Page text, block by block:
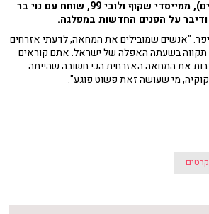
תומר אביטל (הדמוקרטים), ממייסדי שקוף ולובי 99, שוחח עם נוי בר
"אנשים שמובילים את המחאה, לדעתי אזרחים
תקווה בשעתה האפלה של ישראל. אתם קוראים
את המחאה האזרחית הכי חשובה שהייתה
מי שעושה זאת פשוט פוגע".